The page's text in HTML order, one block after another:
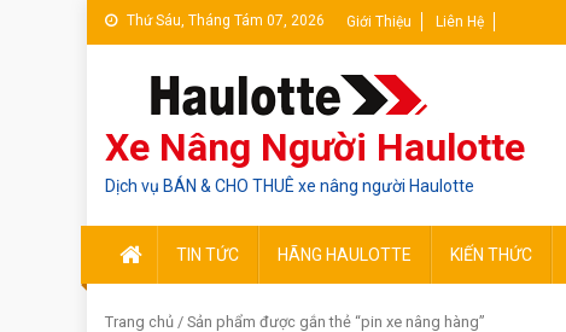
Thứ Sáu, Tháng Tám 07, 2026 Giới Thiệu Liên Hệ
Xe Nâng Người Haulotte
Dịch vụ BÁN & CHO THUÊ xe nâng người Haulotte
TIN TỨC HÃNG HAULOTTE KIẾN THỨC
Trang chủ / Sản phẩm được gắn thẻ “pin xe nâng hàng”